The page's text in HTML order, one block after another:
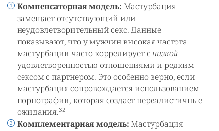
Компенсаторная модель: Мастурбация
замещает отсутствующий или
неудовлетворительный секс. Данные
показывают, что у мужчин высокая частота
мастурбации часто коррелирует с низкой
удовлетворенностью отношениями и редким
сексом с партнером. Это особенно верно, если
мастурбация сопровождается использованием
порнографии, которая создает нереалистичные
ожидания.32
Комплементарная модель: Мастурбация